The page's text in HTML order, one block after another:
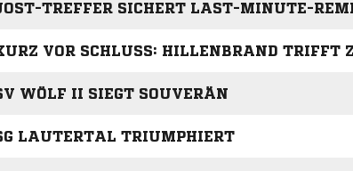
TREFFER SICHERT LAST-MINUTE-
VOR SCHLUSS: HILLENBRAND TRIFFT
WÖLF II SIEGT SOUVERÄN
LAUTERTAL TRIUMPHIERT